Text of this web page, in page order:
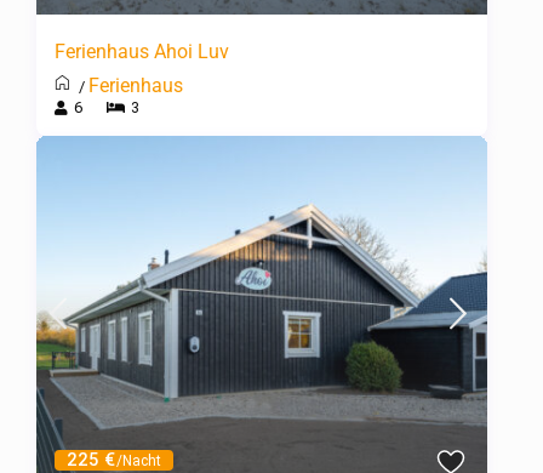
Ferienhaus Ahoi Luv
/ Ferienhaus
6 3
225 €/Nacht